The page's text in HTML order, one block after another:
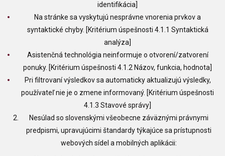
identifikácia]
Na stránke sa vyskytujú nesprávne vnorenia prvkov a
syntaktické chyby. [Kritérium úspešnosti 4.1.1 Syntaktická
analýza]
Asistenčná technológia neinformuje o otvorení/zatvorení
ponuky. [Kritérium úspešnosti 4.1.2 Názov, funkcia, hodnota]
Pri filtrovaní výsledkov sa automaticky aktualizujú výsledky,
používateľ nie je o zmene informovaný. [Kritérium úspešnosti
4.1.3 Stavové správy]
Nesúlad so slovenskými všeobecne záväznými právnymi
predpismi, upravujúcimi štandardy týkajúce sa prístupnosti
webových sídel a mobilných aplikácii: